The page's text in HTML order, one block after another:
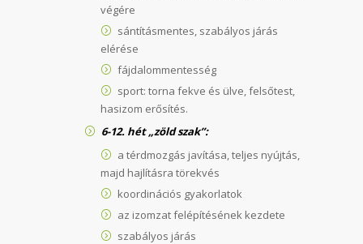
végére
sántításmentes, szabályos járás
elérése
fájdalommentesség
sport: torna fekve és ülve, felsőtest,
hasizom erősítés.
6-12. hét „zöld szak”:
a térdmozgás javítása, teljes nyújtás,
majd hajlításra törekvés
koordinációs gyakorlatok
az izomzat felépítésének kezdete
szabályos járás